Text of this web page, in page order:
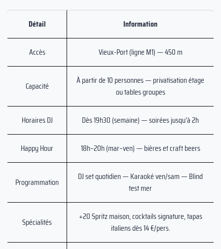
Détail Information
Accès Vieux-Port (ligne M1) — 450 m
Capacité
À partir de 10 personnes — privatisation étage
ou tables groupes
Horaires DJ Dès 19h30 (semaine) — soirées jusqu’à 2h
Happy Hour 18h–20h (mar–ven) — bières et craft beers
Programmation
DJ set quotidien — Karaoké ven/sam — Blind
test mer
Spécialités
+20 Spritz maison, cocktails signature, tapas
italiens dès 14 €/pers.